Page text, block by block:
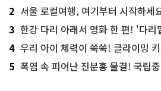
2 서울 로컬여행, 여기부터 시작하세
3 한강 다리 아래서 영화 한 편! '다리
4 우리 아이 체력이 쑥쑥! 클라이밍
5 폭염 속 피어난 진분홍 물결! 국립